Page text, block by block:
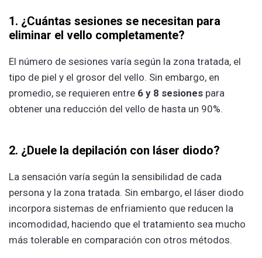
1. ¿Cuántas sesiones se necesitan para
eliminar el vello completamente?
El número de sesiones varía según la zona tratada, el
tipo de piel y el grosor del vello. Sin embargo, en
promedio, se requieren entre 6 y 8 sesiones para
obtener una reducción del vello de hasta un 90%.
2. ¿Duele la depilación con láser diodo?
La sensación varía según la sensibilidad de cada
persona y la zona tratada. Sin embargo, el láser diodo
incorpora sistemas de enfriamiento que reducen la
incomodidad, haciendo que el tratamiento sea mucho
más tolerable en comparación con otros métodos.